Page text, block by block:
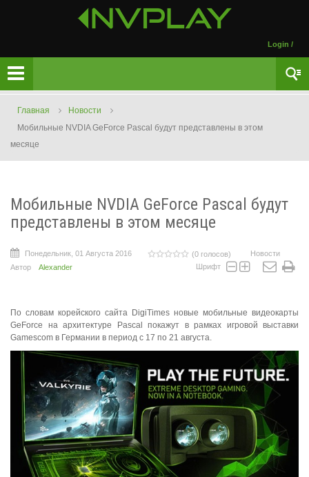
Login /
Главная
Новости
Мобильные NVDIA GeForce Pascal будут представлены в этом
месяце
Мобильные NVDIA GeForce Pascal будут
представлены в этом месяце
Понедельник, 01 Августа 2016 (0 голосов)
Новости
Автор
Alexander Шрифт
По словам корейского сайта DigiTimes новые мобильные видеокарты
GeForce на архитектуре Pascal покажут в рамках игровой выставки
Gamescom в Германии в период с 17 по 21 августа.